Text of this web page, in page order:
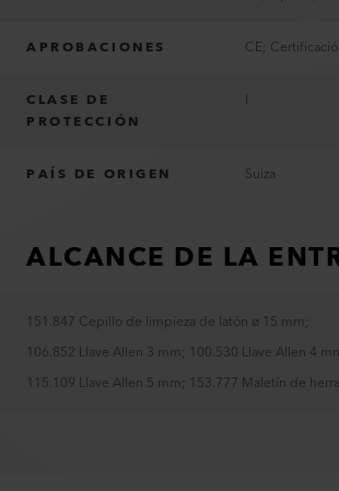
APROBACIONES CE;
CLASE DE
PROTECCIÓN
I
PAÍS DE ORIGEN Suiza
ALCANCE DE LA
151.847 Cepillo de limpieza de latón ø 15 mm;
106.852 Llave Allen 3 mm; 100.530 Llave Allen 4
115.109 Llave Allen 5 mm; 153.777 Maletín de